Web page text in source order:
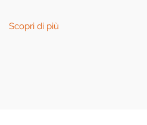
Scopri di più